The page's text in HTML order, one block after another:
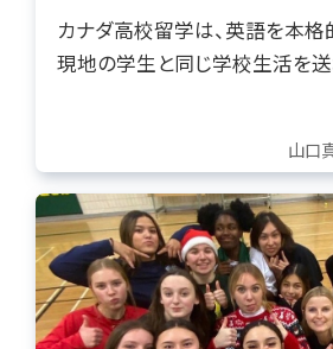
カナダ高校留学は、英語を本
現地の学生と同じ学校生活を
山口